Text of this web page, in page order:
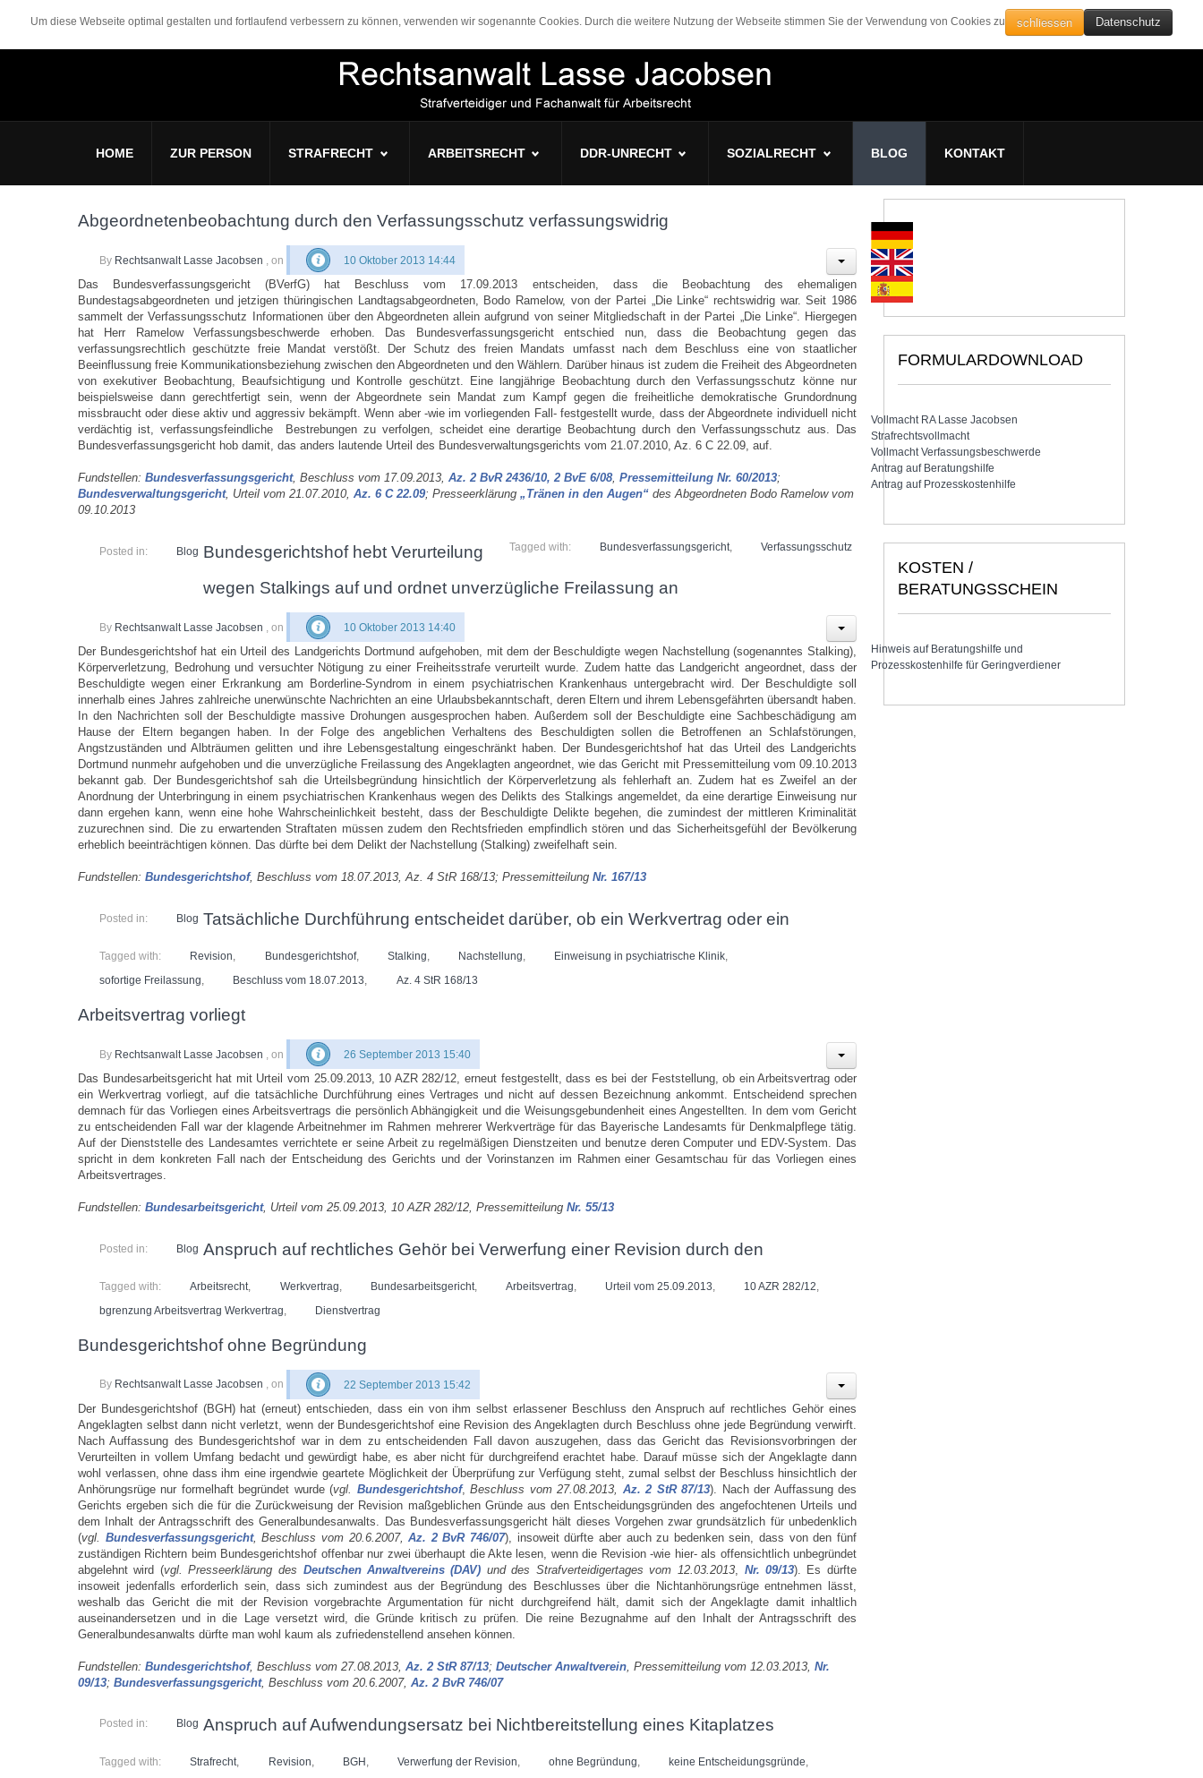
Um diese Webseite optimal gestalten und fortlaufend verbessern zu können, verwenden wir sogenannte Cookies. Durch die weitere Nutzung der Webseite stimmen Sie der Verwendung von Cookies zu schliessen Datenschutz
HOME ZUR PERSON STRAFRECHT ARBEITSRECHT DDR-UNRECHT SOZIALRECHT BLOG KONTAKT
Abgeordnetenbeobachtung durch den Verfassungsschutz verfassungswidrig
By Rechtsanwalt Lasse Jacobsen , on 10 Oktober 2013 14:44
Das Bundesverfassungsgericht (BVerfG) hat Beschluss vom 17.09.2013 entscheiden, dass die Beobachtung des ehemaligen
Bundestagsabgeordneten und jetzigen thüringischen Landtagsabgeordneten, Bodo Ramelow, von der Partei „Die Linke“ rechtswidrig war. Seit 1986
sammelt der Verfassungsschutz Informationen über den Abgeordneten allein aufgrund von seiner Mitgliedschaft in der Partei „Die Linke“. Hiergegen
hat Herr Ramelow Verfassungsbeschwerde erhoben. Das Bundesverfassungsgericht entschied nun, dass die Beobachtung gegen das
verfassungsrechtlich geschützte freie Mandat verstößt. Der Schutz des freien Mandats umfasst nach dem Beschluss eine von staatlicher
Beeinflussung freie Kommunikationsbeziehung zwischen den Abgeordneten und den Wählern. Darüber hinaus ist zudem die Freiheit des Abgeordneten
von exekutiver Beobachtung, Beaufsichtigung und Kontrolle geschützt. Eine langjährige Beobachtung durch den Verfassungsschutz könne nur
beispielsweise dann gerechtfertigt sein, wenn der Abgeordnete sein Mandat zum Kampf gegen die freiheitliche demokratische Grundordnung
missbraucht oder diese aktiv und aggressiv bekämpft. Wenn aber -wie im vorliegenden Fall- festgestellt wurde, dass der Abgeordnete individuell nicht
verdächtig ist, verfassungsfeindliche Bestrebungen zu verfolgen, scheidet eine derartige Beobachtung durch den Verfassungsschutz aus. Das
Bundesverfassungsgericht hob damit, das anders lautende Urteil des Bundesverwaltungsgerichts vom 21.07.2010, Az. 6 C 22.09, auf.
Fundstellen: Bundesverfassungsgericht, Beschluss vom 17.09.2013, Az. 2 BvR 2436/10, 2 BvE 6/08, Pressemitteilung Nr. 60/2013;
Bundesverwaltungsgericht, Urteil vom 21.07.2010, Az. 6 C 22.09; Presseerklärung „Tränen in den Augen“ des Abgeordneten Bodo Ramelow vom
09.10.2013
Posted in: Blog Tagged with: Bundesverfassungsgericht, Verfassungsschutz
Bundesgerichtshof hebt Verurteilung
wegen Stalkings auf und ordnet unverzügliche Freilassung an
By Rechtsanwalt Lasse Jacobsen , on 10 Oktober 2013 14:40
Der Bundesgerichtshof hat ein Urteil des Landgerichts Dortmund aufgehoben, mit dem der Beschuldigte wegen Nachstellung (sogenanntes Stalking),
Körperverletzung, Bedrohung und versuchter Nötigung zu einer Freiheitsstrafe verurteilt wurde. Zudem hatte das Landgericht angeordnet, dass der
Beschuldigte wegen einer Erkrankung am Borderline-Syndrom in einem psychiatrischen Krankenhaus untergebracht wird. Der Beschuldigte soll
innerhalb eines Jahres zahlreiche unerwünschte Nachrichten an eine Urlaubsbekanntschaft, deren Eltern und ihrem Lebensgefährten übersandt haben.
In den Nachrichten soll der Beschuldigte massive Drohungen ausgesprochen haben. Außerdem soll der Beschuldigte eine Sachbeschädigung am
Hause der Eltern begangen haben. In der Folge des angeblichen Verhaltens des Beschuldigten sollen die Betroffenen an Schlafstörungen,
Angstzuständen und Albträumen gelitten und ihre Lebensgestaltung eingeschränkt haben. Der Bundesgerichtshof hat das Urteil des Landgerichts
Dortmund nunmehr aufgehoben und die unverzügliche Freilassung des Angeklagten angeordnet, wie das Gericht mit Pressemitteilung vom 09.10.2013
bekannt gab. Der Bundesgerichtshof sah die Urteilsbegründung hinsichtlich der Körperverletzung als fehlerhaft an. Zudem hat es Zweifel an der
Anordnung der Unterbringung in einem psychiatrischen Krankenhaus wegen des Delikts des Stalkings angemeldet, da eine derartige Einweisung nur
dann ergehen kann, wenn eine hohe Wahrscheinlichkeit besteht, dass der Beschuldigte Delikte begehen, die zumindest der mittleren Kriminalität
zuzurechnen sind. Die zu erwartenden Straftaten müssen zudem den Rechtsfrieden empfindlich stören und das Sicherheitsgefühl der Bevölkerung
erheblich beeinträchtigen können. Das dürfte bei dem Delikt der Nachstellung (Stalking) zweifelhaft sein.
Fundstellen: Bundesgerichtshof, Beschluss vom 18.07.2013, Az. 4 StR 168/13; Pressemitteilung Nr. 167/13
Posted in: Blog
Tagged with: Revision, Bundesgerichtshof, Stalking, Nachstellung, Einweisung in psychiatrische Klinik,
sofortige Freilassung, Beschluss vom 18.07.2013, Az. 4 StR 168/13
Tatsächliche Durchführung entscheidet darüber, ob ein Werkvertrag oder ein
Arbeitsvertrag vorliegt
By Rechtsanwalt Lasse Jacobsen , on 26 September 2013 15:40
Das Bundesarbeitsgericht hat mit Urteil vom 25.09.2013, 10 AZR 282/12, erneut festgestellt, dass es bei der Feststellung, ob ein Arbeitsvertrag oder
ein Werkvertrag vorliegt, auf die tatsächliche Durchführung eines Vertrages und nicht auf dessen Bezeichnung ankommt. Entscheidend sprechen
demnach für das Vorliegen eines Arbeitsvertrags die persönlich Abhängigkeit und die Weisungsgebundenheit eines Angestellten. In dem vom Gericht
zu entscheidenden Fall war der klagende Arbeitnehmer im Rahmen mehrerer Werkverträge für das Bayerische Landesamts für Denkmalpflege tätig.
Auf der Dienststelle des Landesamtes verrichtete er seine Arbeit zu regelmäßigen Dienstzeiten und benutze deren Computer und EDV-System. Das
spricht in dem konkreten Fall nach der Entscheidung des Gerichts und der Vorinstanzen im Rahmen einer Gesamtschau für das Vorliegen eines
Arbeitsvertrages.
Fundstellen: Bundesarbeitsgericht, Urteil vom 25.09.2013, 10 AZR 282/12, Pressemitteilung Nr. 55/13
Posted in: Blog
Tagged with: Arbeitsrecht, Werkvertrag, Bundesarbeitsgericht, Arbeitsvertrag, Urteil vom 25.09.2013, 10 AZR 282/12,
bgrenzung Arbeitsvertrag Werkvertrag, Dienstvertrag
Anspruch auf rechtliches Gehör bei Verwerfung einer Revision durch den
Bundesgerichtshof ohne Begründung
By Rechtsanwalt Lasse Jacobsen , on 22 September 2013 15:42
Der Bundesgerichtshof (BGH) hat (erneut) entschieden, dass ein von ihm selbst erlassener Beschluss den Anspruch auf rechtliches Gehör eines
Angeklagten selbst dann nicht verletzt, wenn der Bundesgerichtshof eine Revision des Angeklagten durch Beschluss ohne jede Begründung verwirft.
Nach Auffassung des Bundesgerichtshof war in dem zu entscheidenden Fall davon auszugehen, dass das Gericht das Revisionsvorbringen der
Verurteilten in vollem Umfang bedacht und gewürdigt habe, es aber nicht für durchgreifend erachtet habe. Darauf müsse sich der Angeklagte dann
wohl verlassen, ohne dass ihm eine irgendwie geartete Möglichkeit der Überprüfung zur Verfügung steht, zumal selbst der Beschluss hinsichtlich der
Anhörungsrüge nur formelhaft begründet wurde (vgl. Bundesgerichtshof,Beschluss vom 27.08.2013, Az. 2 StR 87/13). Nach der Auffassung des
Gerichts ergeben sich die für die Zurückweisung der Revision maßgeblichen Gründe aus den Entscheidungsgründen des angefochtenen Urteils und
dem Inhalt der Antragsschrift des Generalbundesanwalts. Das Bundesverfassungsgericht hält dieses Vorgehen zwar grundsätzlich für unbedenklich
(vgl. Bundesverfassungsgericht, Beschluss vom 20.6.2007,Az. 2 BvR 746/07), insoweit dürfte aber auch zu bedenken sein, dass von den fünf
zuständigen Richtern beim Bundesgerichtshof offenbar nur zwei überhaupt die Akte lesen, wenn die Revision -wie hier- als offensichtlich unbegründet
abgelehnt wird (vgl. Presseerklärung des Deutschen Anwaltvereins (DAV) und des Strafverteidigertages vom 12.03.2013 Nr. 09/13). Es dürfte
insoweit jedenfalls erforderlich sein, dass sich zumindest aus der Begründung des Beschlusses über die Nichtanhörungsrüge entnehmen lässt,
weshalb das Gericht die mit der Revision vorgebrachte Argumentation für nicht durchgreifend hält, damit sich der Angeklagte damit inhaltlich
auseinandersetzen und in die Lage versetzt wird, die Gründe kritisch zu prüfen. Die reine Bezugnahme auf den Inhalt der Antragsschrift des
Generalbundesanwalts dürfte man wohl kaum als zufriedenstellend ansehen können.
Fundstellen: Bundesgerichtshof, Beschluss vom 27.08.2013, Az. 2 StR 87/13; Deutscher Anwaltverein , Pressemitteilung vom 12.03.2013, Nr.
09/13; Bundesverfassungsgericht, Beschluss vom 20.6.2007, Az. 2 BvR 746/07
Posted in: Blog
Tagged with: Strafrecht Revision BGH Verwerfung der Revision ohne Begründung keine Entscheidungsgründe
Anspruch auf Aufwendungsersatz bei Nichtbereitstellung eines Kitaplatzes
FORMULARDOWNLOAD
Vollmacht RA Lasse Jacobsen
Strafrechtsvollmacht
Vollmacht Verfassungsbeschwerde
Antrag auf Beratungshilfe
Antrag auf Prozesskostenhilfe
KOSTEN /
BERATUNGSSCHEIN
Hinweis auf Beratungshilfe und
Prozesskostenhilfe für Geringverdiener